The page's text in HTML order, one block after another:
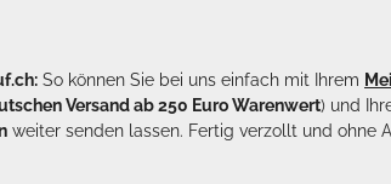
So können Sie bei uns einfach mit Ihrem
Versand ab 250 Euro Warenwert) und
weiter senden lassen. Fertig verzollt und ohne